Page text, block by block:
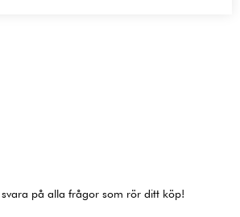
på alla frågor som rör ditt köp!